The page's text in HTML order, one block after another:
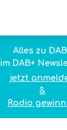
Alles zu
im DAB+
jetzt
&
Radio